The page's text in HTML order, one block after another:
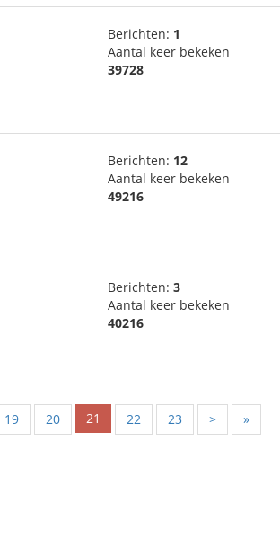
Berichten: 1
Aantal keer bekeken
39728
Berichten: 12
Aantal keer bekeken
49216
Berichten: 3
Aantal keer bekeken
40216
19 20 21 22 23 > »